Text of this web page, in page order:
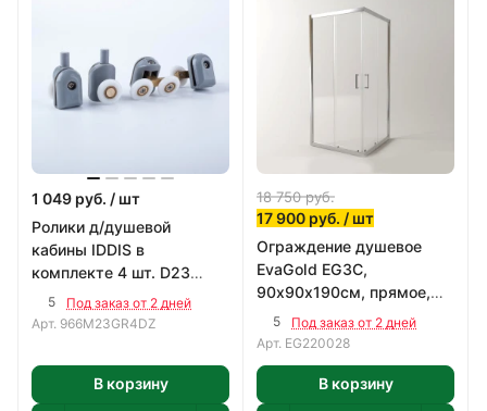
1 049 руб. / шт
Ролики д/душевой
кабины IDDIS в
комплекте 4 шт. D23
966M23GR4DZ
5
Под заказ от 2 дней
Арт. 966M23GR4DZ
В корзину
18 750руб.
17 900 руб. / шт
Ограждение душевое
EvaGold EG3C,
90х90х190см, прямое,
профиль хром, стекло
прозрачное 5мм.
5
Под заказ от 2 дней
Арт. EG220028
В корзину